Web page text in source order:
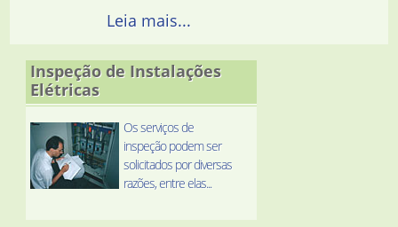
Leia mais...
Inspeção de Instalações
Elétricas
Os serviços de
inspeção podem ser
solicitados por diversas
razões, entre elas...